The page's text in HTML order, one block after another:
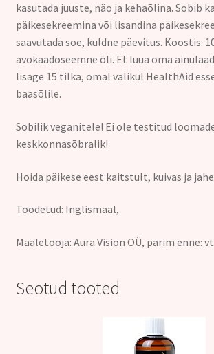
kasutada juuste, näo ja kehaõlina. Sobib
päikesekreemina või lisandina
saavutada soe, kuldne päevitus. Koostis:
avokaadoseemne õli. Et luua oma
lisage 15 tilka, omal valikul HealthAid
baasõlile.
Sobilik veganitele! Ei ole testitud
keskkonnasõbralik!
Hoida päikese eest kaitstult, kuivas ja
Toodetud: Inglismaal,
Maaletooja: Aura Vision OÜ, parim enne:
Seotud tooted